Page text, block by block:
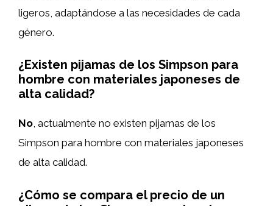
ligeros, adaptándose a las necesidades de cada
género.
¿Existen pijamas de los Simpson para
hombre con materiales japoneses de
alta calidad?
No, actualmente no existen pijamas de los
Simpson para hombre con materiales japoneses
de alta calidad.
¿Cómo se compara el precio de un